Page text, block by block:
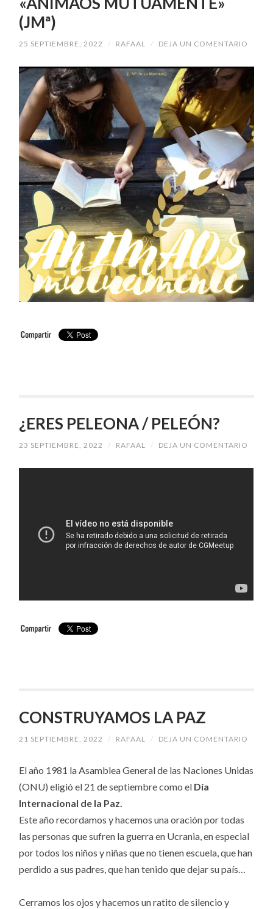
(JMª)
25 SEPTIEMBRE, 2022 / RAFAAL / DEJA UN COMENTARIO
¿ERES PELEONA / PELEÓN?
23 SEPTIEMBRE, 2022 / RAFAAL / DEJA UN COMENTARIO
CONSTRUYAMOS LA PAZ
21 SEPTIEMBRE, 2022 / RAFAAL / DEJA UN COMENTARIO
El año 1981 la Asamblea General de las Naciones Unidas
(ONU) eligió el 21 de septiembre como el Día
Internacional de la Paz.
Este año recordamos y hacemos una oración por todas
las personas que sufren la guerra en Ucrania, en especial
por todos los niños y niñas que no tienen escuela, que han
perdido a sus padres, que han tenido que dejar su país…
Cerramos los ojos y hacemos un ratito de silencio y